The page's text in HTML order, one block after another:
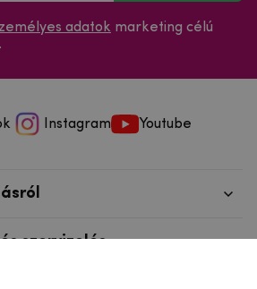
adatok marketing célú
.
Instagram Youtube
szervizelés